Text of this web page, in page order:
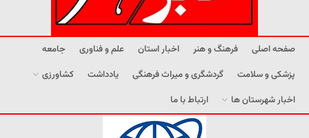
صفحه اصلی فرهنگ و هنر اخبار استان علم و فناوری
جامعه
پزشکی و سلامت
گردشگری و میراث فرهنگی یادداشت
کشاورزی
اخبار شهرستان ها
ارتباط با ما